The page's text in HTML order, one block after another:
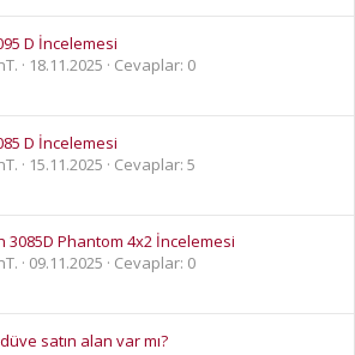
D İncelemesi
18.11.2025
Cevaplar: 0
D İncelemesi
15.11.2025
Cevaplar: 5
3085D Phantom 4x2 İncelemesi
09.11.2025
Cevaplar: 0
satın alan var mı?